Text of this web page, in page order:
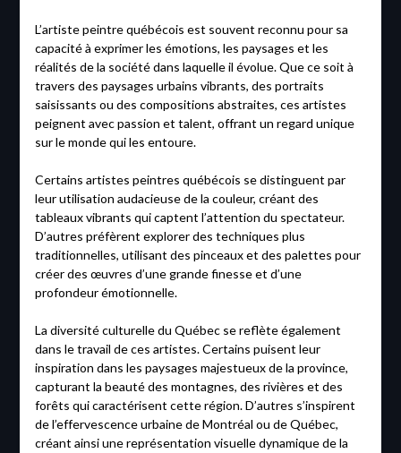
L’artiste peintre québécois est souvent reconnu pour sa
capacité à exprimer les émotions, les paysages et les
réalités de la société dans laquelle il évolue. Que ce soit à
travers des paysages urbains vibrants, des portraits
saisissants ou des compositions abstraites, ces artistes
peignent avec passion et talent, offrant un regard unique
sur le monde qui les entoure.
Certains artistes peintres québécois se distinguent par
leur utilisation audacieuse de la couleur, créant des
tableaux vibrants qui captent l’attention du spectateur.
D’autres préfèrent explorer des techniques plus
traditionnelles, utilisant des pinceaux et des palettes pour
créer des œuvres d’une grande finesse et d’une
profondeur émotionnelle.
La diversité culturelle du Québec se reflète également
dans le travail de ces artistes. Certains puisent leur
inspiration dans les paysages majestueux de la province,
capturant la beauté des montagnes, des rivières et des
forêts qui caractérisent cette région. D’autres s’inspirent
de l’effervescence urbaine de Montréal ou de Québec,
créant ainsi une représentation visuelle dynamique de la